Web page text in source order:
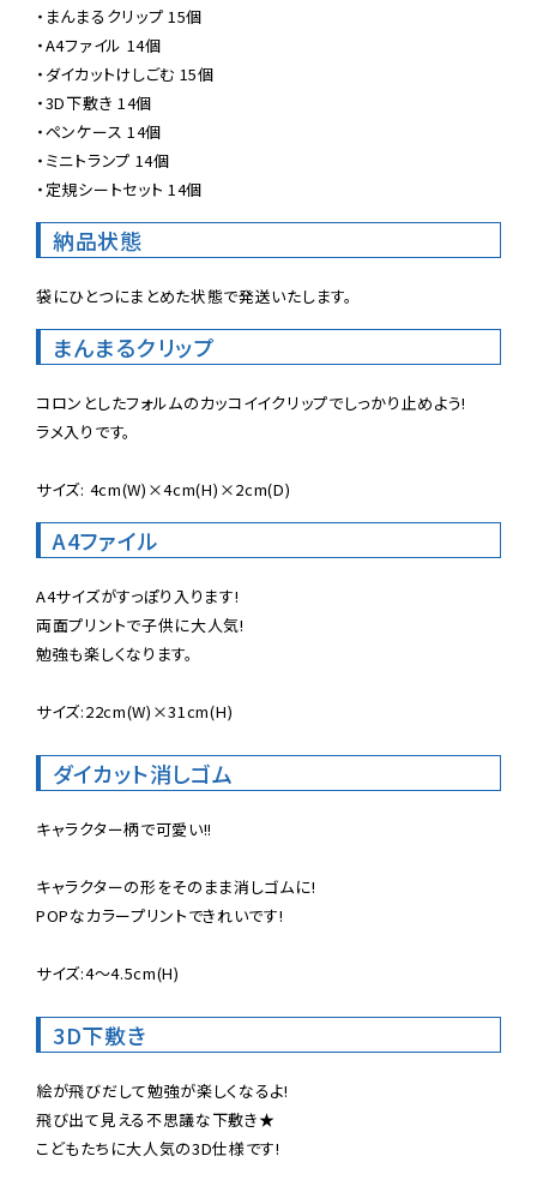
・まんまるクリップ 15個
・A4ファイル 14個
・ダイカットけしごむ 15個
・3D下敷き 14個
・ペンケース 14個
・ミニトランプ 14個
・定規シートセット 14個
納品状態
袋にひとつにまとめた状態で発送いたします。
まんまるクリップ
コロンとしたフォルムのカッコイイクリップでしっかり止めよう!
ラメ入りです。
サイズ: 4cm(W)×4cm(H)×2cm(D)
A4ファイル
A4サイズがすっぽり入ります!
両面プリントで子供に大人気!
勉強も楽しくなります。
サイズ:22cm(W)×31cm(H)
ダイカット消しゴム
キャラクター柄で可愛い!!
キャラクターの形をそのまま消しゴムに!
POPなカラープリントできれいです!
サイズ:4〜4.5cm(H)
3D下敷き
絵が飛びだして勉強が楽しくなるよ!
飛び出て見える不思議な下敷き★
こどもたちに大人気の3D仕様です!